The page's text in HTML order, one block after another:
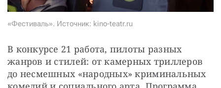
«Фестиваль». Источник: kino-teatr.ru
В конкурсе 21 работа, пилоты разных
жанров и стилей: от камерных триллеров
до несмешных «народных» криминальных